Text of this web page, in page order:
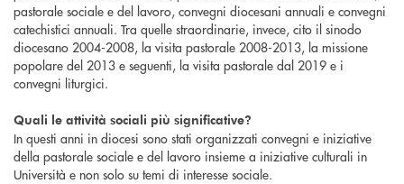
pastorale sociale e del lavoro, convegni diocesani annuali e convegni
catechistici annuali. Tra quelle straordinarie, invece, cito il sinodo
diocesano 2004-2008, la visita pastorale 2008-2013, la missione
popolare del 2013 e seguenti, la visita pastorale dal 2019 e i
convegni liturgici.
Quali le attività sociali più significative?
In questi anni in diocesi sono stati organizzati convegni e iniziative
della pastorale sociale e del lavoro insieme a iniziative culturali in
Università e non solo su temi di interesse sociale.